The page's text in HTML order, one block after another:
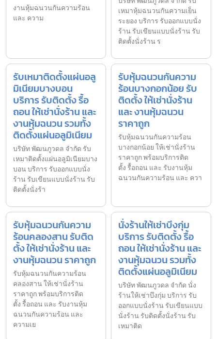
งานหุ้มฉนวนกันความร้อน
และ ความ
เหมาหุ้มฉนวนกันความเย็น
ระยอง บริการ รับออกแบบนั่ง
ร้าน รับเขียนแบบนั่งร้าน รับ
ติดตั้งนั่งร้าน ร
รับเหมาติดตั้งแผ่นอลู
มิเนียมบางบอน
บริการ รับติดตั้ง รื้อ
ถอน ให้เช่านั่งร้าน และ
งานหุ้มฉนวน รวมทั้ง
ติดตั้งแผ่นอลูมิเนียม
บริษัท พัฒนภูวดล จำกัด รับ
เหมาติดตั้งแผ่นอลูมิเนียมบาง
บอน บริการ รับออกแบบนั่ง
ร้าน รับเขียนแบบนั่งร้าน รับ
ติดตั้งนั่งร้า
รับหุ้มฉนวนกันความ
ร้อนบางกอกน้อย รับ
ติดตั้ง ให้เช่านั่งร้าน
และ งานหุ้มฉนวน
ราคาถูก
รับหุ้มฉนวนกันความร้อน
บางกอกน้อย ให้เช่านั่งร้าน
ราคาถูก พร้อมบริการติด
ตั้ง รื้อถอน และ รับงานหุ้ม
ฉนวนกันความร้อน และ ควา
รับหุ้มฉนวนกันความ
ร้อนคลองสาน รับติด
ตั้ง ให้เช่านั่งร้าน และ
งานหุ้มฉนวน ราคาถูก
รับหุ้มฉนวนกันความร้อน
คลองสาน ให้เช่านั่งร้าน
ราคาถูก พร้อมบริการติด
ตั้ง รื้อถอน และ รับงานหุ้ม
ฉนวนกันความร้อน และ
ความเย
นั่งร้านให้เช่าบึงกุ่ม
บริการ รับติดตั้ง รื้อ
ถอน ให้เช่านั่งร้าน และ
งานหุ้มฉนวน รวมทั้ง
ติดตั้งแผ่นอลูมิเนียม
บริษัท พัฒนภูวดล จำกัด นั่ง
ร้านให้เช่าบึงกุ่ม บริการ รับ
ออกแบบนั่งร้าน รับเขียนแบบ
นั่งร้าน รับติดตั้งนั่งร้าน รับ
เหมาติด